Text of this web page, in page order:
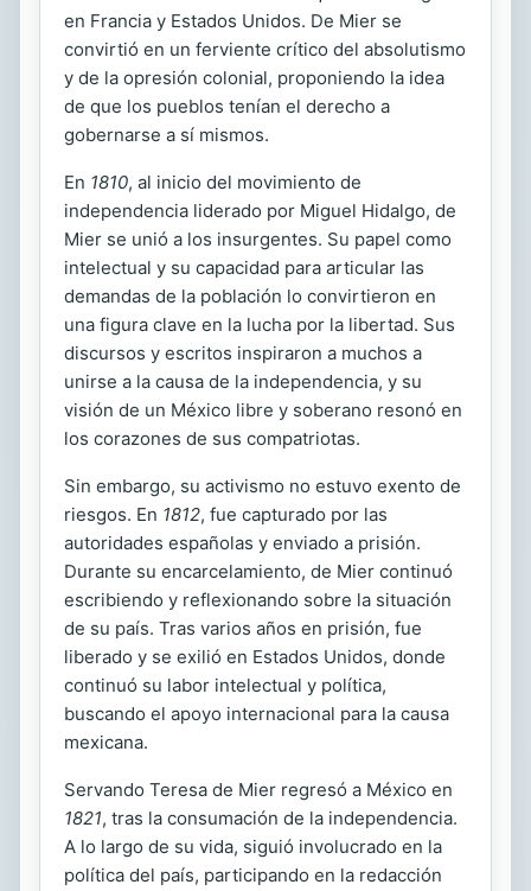
en Francia y Estados Unidos. De Mier se
convirtió en un ferviente crítico del absolutismo
y de la opresión colonial, proponiendo la idea
de que los pueblos tenían el derecho a
gobernarse a sí mismos.
En 1810, al inicio del movimiento de
independencia liderado por Miguel Hidalgo, de
Mier se unió a los insurgentes. Su papel como
intelectual y su capacidad para articular las
demandas de la población lo convirtieron en
una figura clave en la lucha por la libertad. Sus
discursos y escritos inspiraron a muchos a
unirse a la causa de la independencia, y su
visión de un México libre y soberano resonó en
los corazones de sus compatriotas.
Sin embargo, su activismo no estuvo exento de
riesgos. En 1812, fue capturado por las
autoridades españolas y enviado a prisión.
Durante su encarcelamiento, de Mier continuó
escribiendo y reflexionando sobre la situación
de su país. Tras varios años en prisión, fue
liberado y se exilió en Estados Unidos, donde
continuó su labor intelectual y política,
buscando el apoyo internacional para la causa
mexicana.
Servando Teresa de Mier regresó a México en
1821, tras la consumación de la independencia.
A lo largo de su vida, siguió involucrado en la
política del país, participando en la redacción